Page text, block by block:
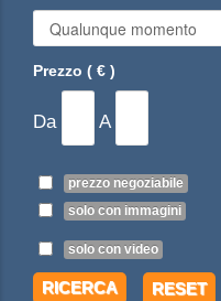
Prezzo ( € )
Da A
prezzo negoziabile
solo con immagini
solo con video
RICERCA RESET